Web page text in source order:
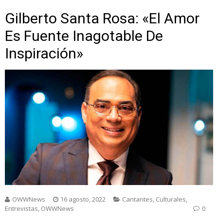
Gilberto Santa Rosa: «El Amor
Es Fuente Inagotable De
Inspiración»
OWWNews 16 agosto, 2022 Cantantes, Culturales,
Entrevistas, OWWNews 0